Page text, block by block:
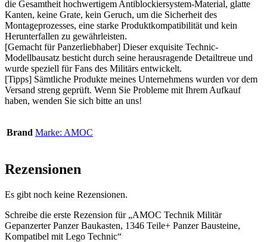
die Gesamtheit hochwertigem Antiblockiersystem-Material, glatte
Kanten, keine Grate, kein Geruch, um die Sicherheit des
Montageprozesses, eine starke Produktkompatibilität und kein
Herunterfallen zu gewährleisten.
[Gemacht für Panzerliebhaber] Dieser exquisite Technic-
Modellbausatz besticht durch seine herausragende Detailtreue und
wurde speziell für Fans des Militärs entwickelt.
[Tipps] Sämtliche Produkte meines Unternehmens wurden vor dem
Versand streng geprüft. Wenn Sie Probleme mit Ihrem Aufkauf
haben, wenden Sie sich bitte an uns!
Brand Marke: AMOC
Rezensionen
Es gibt noch keine Rezensionen.
Schreibe die erste Rezension für „AMOC Technik Militär
Gepanzerter Panzer Baukasten, 1346 Teile+ Panzer Bausteine,
Kompatibel mit Lego Technic“